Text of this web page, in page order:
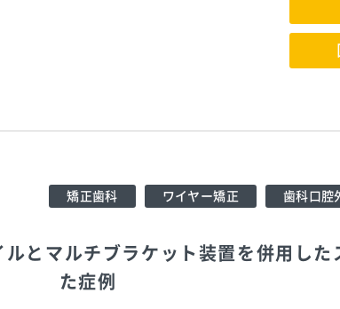
矯正歯科 ワイヤー矯正 歯科口腔
とマルチブラケット装置を併用した
た症例